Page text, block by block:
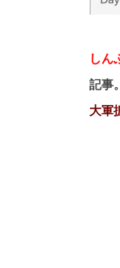
しん
記事。
大軍